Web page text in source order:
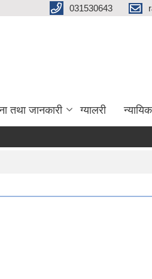
031530643
तथा जानकारी ग्यालरी